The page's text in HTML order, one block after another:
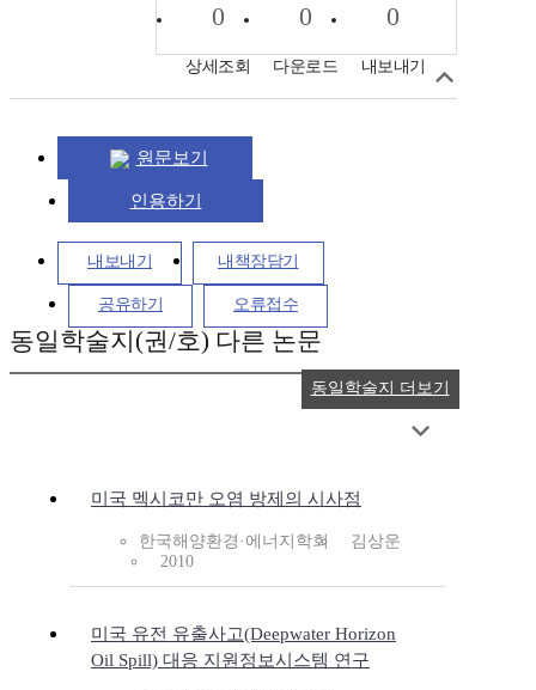
0
상세조회
0
다운로드
0
내보내기
원문보기
인용하기
내보내기 내책장담기
공유하기 오류접수
동일학술지(권/호) 다른 논문
미국 멕시코만 오염 방제의 시사점
한국해양환경·에너지학회
김상운
2010
미국 유전 유출사고(Deepwater Horizon
Oil Spill) 대응 지원정보시스템 연구
동일학술지 더보기